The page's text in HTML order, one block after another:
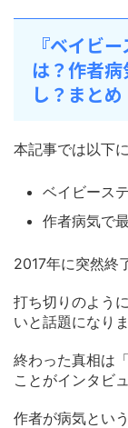
『ベイビ
は？作者
し？まとめ
本記事では以下
ベイビース
作者病気で
2017年に突然終
打ち切りのよう
いと話題になりま
終わった真相は
ことがインタビ
作者が病気とい